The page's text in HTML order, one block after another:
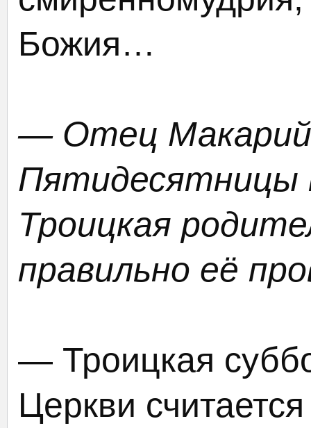
Божия…
— Отец Макарий,
Пятидесятницы
Троицкая
правильно её
— Троицкая
Церкви